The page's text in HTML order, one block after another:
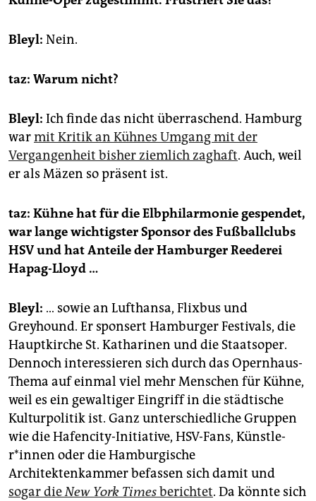
Bleyl: Nein.
taz: Warum nicht?
Bleyl: Ich finde das nicht überraschend. Hamburg
warmit Kritik an Kühnes Umgang mit der
Vergangenheit bisher ziemlich zaghaft. Auch, weil
er als Mäzen so präsent ist.
taz: Kühne hat für die Elbphilarmonie gespendet,
war lange wichtigster Sponsor des Fußballclubs
HSV und hat Anteile der Hamburger Reederei
Hapag-Lloyd …
Bleyl: … sowie an Lufthansa, Flixbus und
Greyhound. Er sponsert Hamburger Festivals, die
Hauptkirche St. Katharinen und die Staatsoper.
Dennoch interessieren sich durch das Opernhaus-
Thema auf einmal viel mehr Menschen für Kühne,
weil es ein gewaltiger Eingriff in die städtische
Kulturpolitik ist. Ganz unterschiedliche Gruppen
wie die Hafencity-Initiative, HSV-Fans, Künst­le­
r*in­nen oder die Hamburgische
Architektenkammer befassen sich damit und
sogar dieNew York Timesberichtet. Da könnte sich